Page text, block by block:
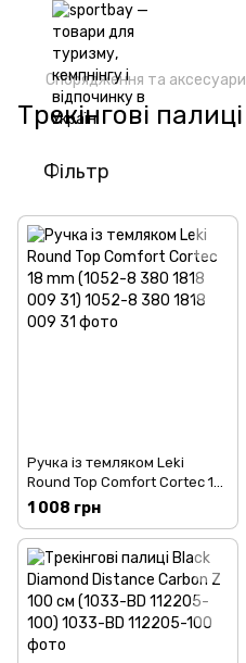
Спорядження та аксесуари
Трекінгові палиці
Фільтр
Ручка із темляком Leki
Round Top Comfort Cortec 18
mm (1052-8 380 1818 009 31)
1 008 грн